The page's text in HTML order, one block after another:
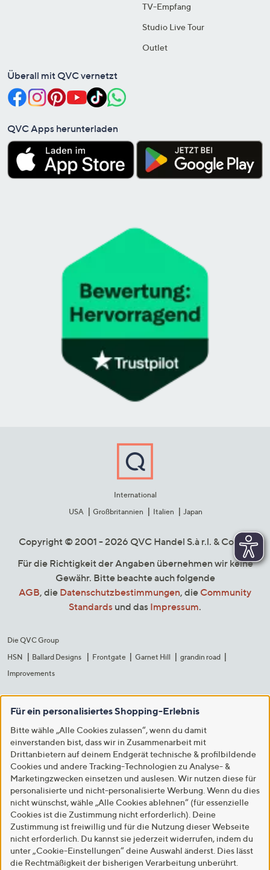
TV-Empfang
Studio Live Tour
Outlet
Überall mit QVC vernetzt
QVC Apps herunterladen
International
USA
Großbritannien Italien Japan
Copyright © 2001 - 2026 QVC Handel S.à r.l. & Co. KG
Für die Richtigkeit der Angaben übernehmen wir keine
Gewähr. Bitte beachte auch folgende
AGB, die Datenschutzbestimmungen, die Community
Standards und das Impressum.
Die QVC Group
HSN
Ballard Designs Frontgate Garnet Hill
grandin road
Improvements
Für ein personalisiertes Shopping-Erlebnis
Bitte wähle „Alle Cookies zulassen“, wenn du damit
einverstanden bist, dass wir in Zusammenarbeit mit
Drittanbietern auf deinem Endgerät technische & profilbildende
Cookies und andere Tracking-Technologien zu Analyse- &
Marketingzwecken einsetzen und auslesen. Wir nutzen diese für
personalisierte und nicht-personalisierte Werbung. Wenn du dies
nicht wünschst, wähle „Alle Cookies ablehnen“ (für essenzielle
Cookies ist die Zustimmung nicht erforderlich). Deine
Zustimmung ist freiwillig und für die Nutzung dieser Webseite
nicht erforderlich. Du kannst sie jederzeit widerrufen, indem du
unter „Cookie-Einstellungen“ deine Auswahl änderst. Dies lässt
die Rechtmäßigkeit der bisherigen Verarbeitung unberührt.